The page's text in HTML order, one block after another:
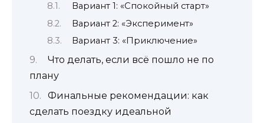
Вариант 1: «Спокойный старт»
Вариант 2: «Эксперимент»
Вариант 3: «Приключение»
Что делать, если всё пошло не по
плану
Финальные рекомендации: как
сделать поездку идеальной